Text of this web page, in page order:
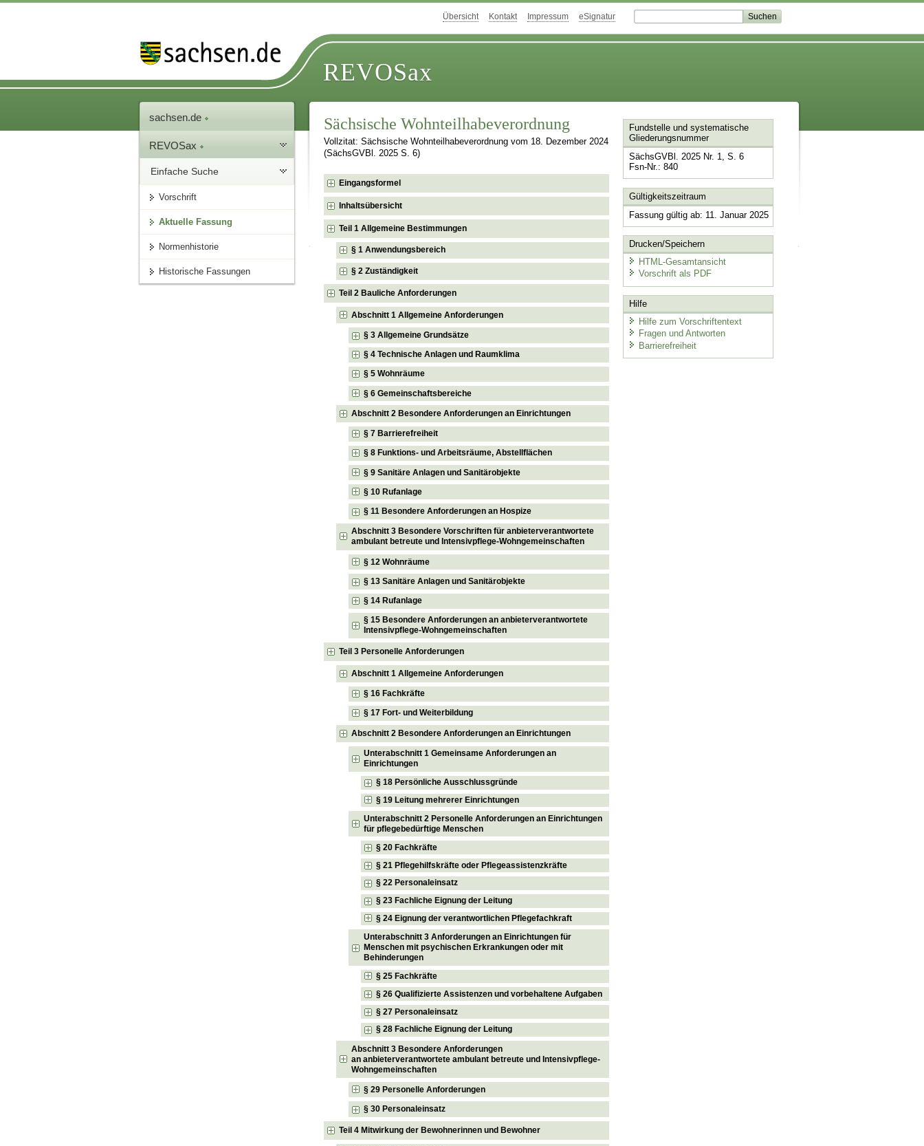
Übersicht Kontakt Impressum eSignatur
REVOSax
sachsen.de
REVOSax
Einfache Suche
Vorschrift
Aktuelle Fassung
Normenhistorie
Historische Fassungen
Sächsische Wohnteilhabeverordnung
Vollzitat: Sächsische Wohnteilhabeverordnung vom 18. Dezember 2024
(SächsGVBl. 2025 S. 6)
Eingangsformel
Inhaltsübersicht
Teil 1 Allgemeine Bestimmungen
§ 1 Anwendungsbereich
§ 2 Zuständigkeit
Teil 2 Bauliche Anforderungen
Abschnitt 1 Allgemeine Anforderungen
§ 3 Allgemeine Grundsätze
§ 4 Technische Anlagen und Raumklima
§ 5 Wohnräume
§ 6 Gemeinschaftsbereiche
Abschnitt 2 Besondere Anforderungen an Einrichtungen
§ 7 Barrierefreiheit
§ 8 Funktions- und Arbeitsräume, Abstellflächen
§ 9 Sanitäre Anlagen und Sanitärobjekte
§ 10 Rufanlage
§ 11 Besondere Anforderungen an Hospize
Abschnitt 3 Besondere Vorschriften für anbieterverantwortete
ambulant betreute und Intensivpflege-Wohngemeinschaften
§ 12 Wohnräume
§ 13 Sanitäre Anlagen und Sanitärobjekte
§ 14 Rufanlage
§ 15 Besondere Anforderungen an anbieterverantwortete
Intensivpflege-Wohngemeinschaften
Teil 3 Personelle Anforderungen
Abschnitt 1 Allgemeine Anforderungen
§ 16 Fachkräfte
§ 17 Fort- und Weiterbildung
Abschnitt 2 Besondere Anforderungen an Einrichtungen
Unterabschnitt 1 Gemeinsame Anforderungen an
Einrichtungen
§ 18 Persönliche Ausschlussgründe
§ 19 Leitung mehrerer Einrichtungen
Unterabschnitt 2 Personelle Anforderungen an Einrichtungen
für pflegebedürftige Menschen
§ 20 Fachkräfte
§ 21 Pflegehilfskräfte oder Pflegeassistenzkräfte
§ 22 Personaleinsatz
§ 23 Fachliche Eignung der Leitung
§ 24 Eignung der verantwortlichen Pflegefachkraft
Unterabschnitt 3 Anforderungen an Einrichtungen für
Menschen mit psychischen Erkrankungen oder mit
Behinderungen
§ 25 Fachkräfte
§ 26 Qualifizierte Assistenzen und vorbehaltene Aufgaben
§ 27 Personaleinsatz
§ 28 Fachliche Eignung der Leitung
Abschnitt 3 Besondere Anforderungen
an anbieterverantwortete ambulant betreute und Intensivpflege-
Wohngemeinschaften
§ 29 Personelle Anforderungen
§ 30 Personaleinsatz
Teil 4 Mitwirkung der Bewohnerinnen und Bewohner
Fundstelle und systematische
Gliederungsnummer
SächsGVBl. 2025 Nr. 1, S. 6
Fsn-Nr.: 840
Gültigkeitszeitraum
Fassung gültig ab: 11. Januar 2025
Drucken/Speichern
HTML-Gesamtansicht
Vorschrift als PDF
Hilfe
Hilfe zum Vorschriftentext
Fragen und Antworten
Barrierefreiheit